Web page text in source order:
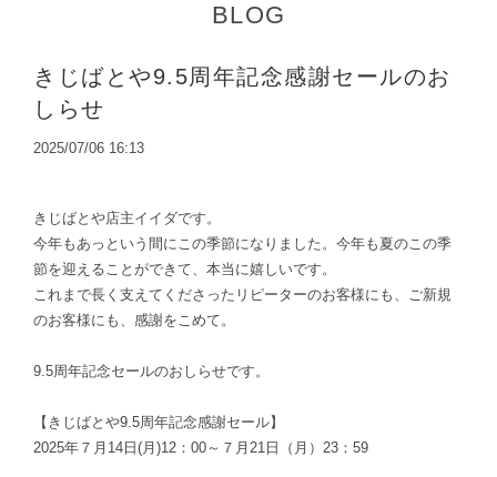
BLOG
きじばとや9.5周年記念感謝セールのお
しらせ
2025/07/06 16:13
きじばとや店主イイダです。
今年もあっという間にこの季節になりました。今年も夏のこの季
節を迎えることができて、本当に嬉しいです。
これまで長く支えてくださったリピーターのお客様にも、ご新規
のお客様にも、感謝をこめて。
9.5周年記念セールのおしらせです。
【きじばとや9.5周年記念感謝セール】
2025年７月14日(月)12：00～７月21日（月）23：59